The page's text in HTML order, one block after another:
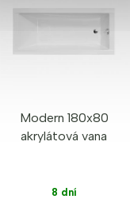
Modern 180x80
akrylátová vana
8 dní